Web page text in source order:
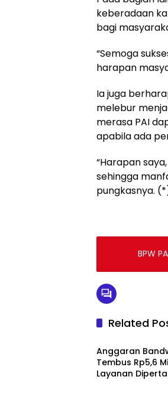
keberadaan
bagi
“Semoga
harapan
Ia juga
melebur
merasa PAI
apabila ada
“Harapan
sehingga
pungkasnya.
BPW
Related
Breaking News
Anggaran
Tembus Rp5,6
Layanan
Breaking News